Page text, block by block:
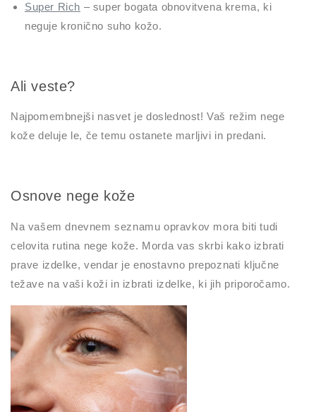
Super Rich – super bogata obnovitvena krema, ki
neguje kronično suho kožo.
Ali veste?
Najpomembnejši nasvet je doslednost! Vaš režim nege
kože deluje le, če temu ostanete marljivi in predani.
Osnove nege kože
Na vašem dnevnem seznamu opravkov mora biti tudi
celovita rutina nege kože. Morda vas skrbi kako izbrati
prave izdelke, vendar je enostavno prepoznati ključne
težave na vaši koži in izbrati izdelke, ki jih priporočamo.